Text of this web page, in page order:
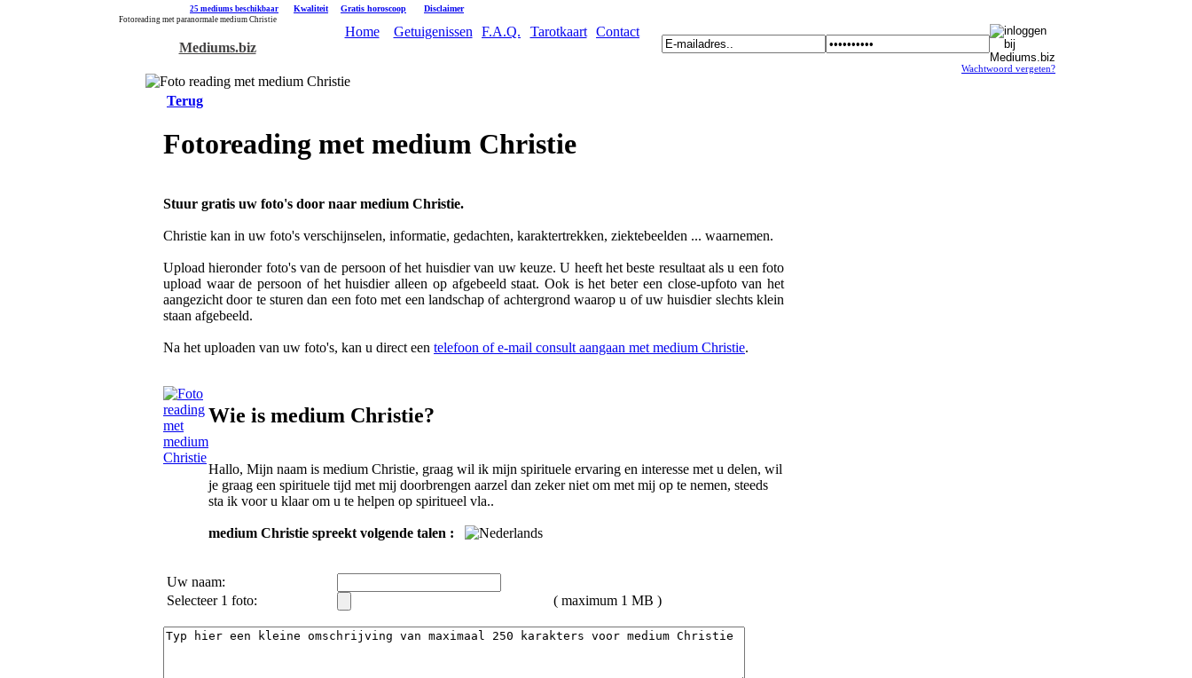
25 mediums beschikbaar Kwaliteit Gratis horoscoop Disclaimer
Fotoreading met paranormale medium Christie
Mediums.biz
Home Getuigenissen F.A.Q. Tarotkaart Contact
Wachtwoord vergeten?
Terug
Fotoreading met medium Christie
Stuur gratis uw foto's door naar medium Christie.
Christie kan in uw foto's verschijnselen, informatie, gedachten, karaktertrekken, ziektebeelden ... waarnemen.
Upload hieronder foto's van de persoon of het huisdier van uw keuze. U heeft het beste resultaat als u een foto
upload waar de persoon of het huisdier alleen op afgebeeld staat. Ook is het beter een close-upfoto van het
aangezicht door te sturen dan een foto met een landschap of achtergrond waarop u of uw huisdier slechts klein
staan afgebeeld.
Na het uploaden van uw foto's, kan u direct een telefoon of e-mail consult aangaan met medium Christie.
Wie is medium Christie?
Hallo, Mijn naam is medium Christie, graag wil ik mijn spirituele ervaring en interesse met u delen, wil
je graag een spirituele tijd met mij doorbrengen aarzel dan zeker niet om met mij op te nemen, steeds
sta ik voor u klaar om u te helpen op spiritueel vla..
medium Christie spreekt volgende talen :
Uw naam:
Selecteer 1 foto:
( maximum 1 MB )